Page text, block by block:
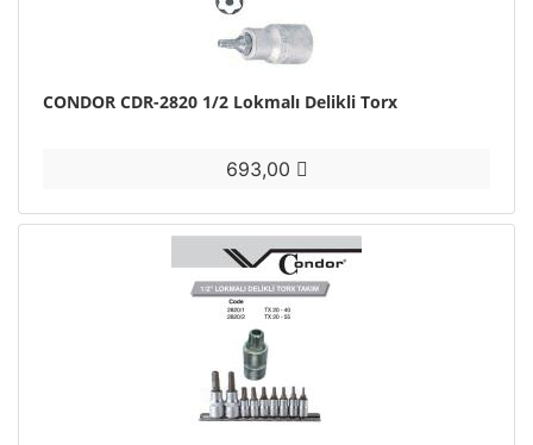
CONDOR CDR-2820 1/2 Lokmalı Delikli Torx
693,00